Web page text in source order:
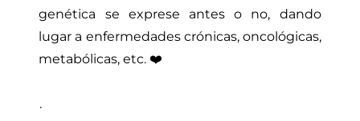
genética se exprese antes o no, dando
lugar a enfermedades crónicas, oncológicas,
metabólicas, etc. ⁣❤️⁣
.⁣